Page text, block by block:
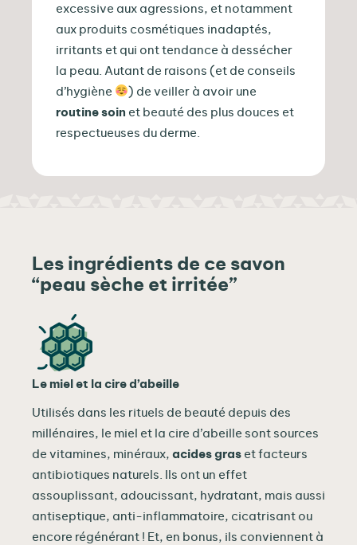
excessive aux agressions, et notamment
aux produits cosmétiques inadaptés,
irritants et qui ont tendance à dessécher
la peau. Autant de raisons (et de conseils
d’hygiène
) de veiller à avoir une
routine soin et beauté des plus douces et
respectueuses du derme.
Les ingrédients de ce savon
“peau sèche et irritée”
Le miel et la cire d’abeille
Utilisés dans les rituels de beauté depuis des
millénaires, le miel et la cire d’abeille sont sources
de vitamines, minéraux, acides gras et facteurs
antibiotiques naturels. Ils ont un effet
assouplissant, adoucissant, hydratant, mais aussi
antiseptique, anti-inflammatoire, cicatrisant ou
encore régénérant ! Et, en bonus, ils conviennent à